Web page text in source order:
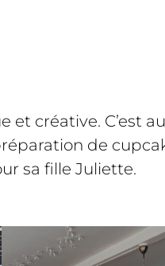
et créative. C’est
de
sa fille Juliette.